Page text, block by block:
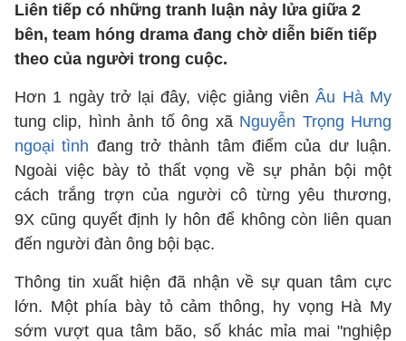
Liên tiếp có những tranh luận nảy lửa giữa 2
bên, team hóng drama đang chờ diễn biến tiếp
theo của người trong cuộc.
Hơn 1 ngày trở lại đây, việc giảng viênÂu Hà My
tung clip, hình ảnh tố ông xã Nguyễn Trọng Hưng
ngoại tình đang trở thành tâm điểm của dư luận.
Ngoài việc bày tỏ thất vọng về sự phản bội một
cách trắng trợn của người cô từng yêu thương,
9X cũng quyết định ly hôn để không còn liên quan
đến người đàn ông bội bạc.
Thông tin xuất hiện đã nhận về sự quan tâm cực
lớn. Một phía bày tỏ cảm thông, hy vọng Hà My
sớm vượt qua tâm bão, số khác mỉa mai "nghiệp